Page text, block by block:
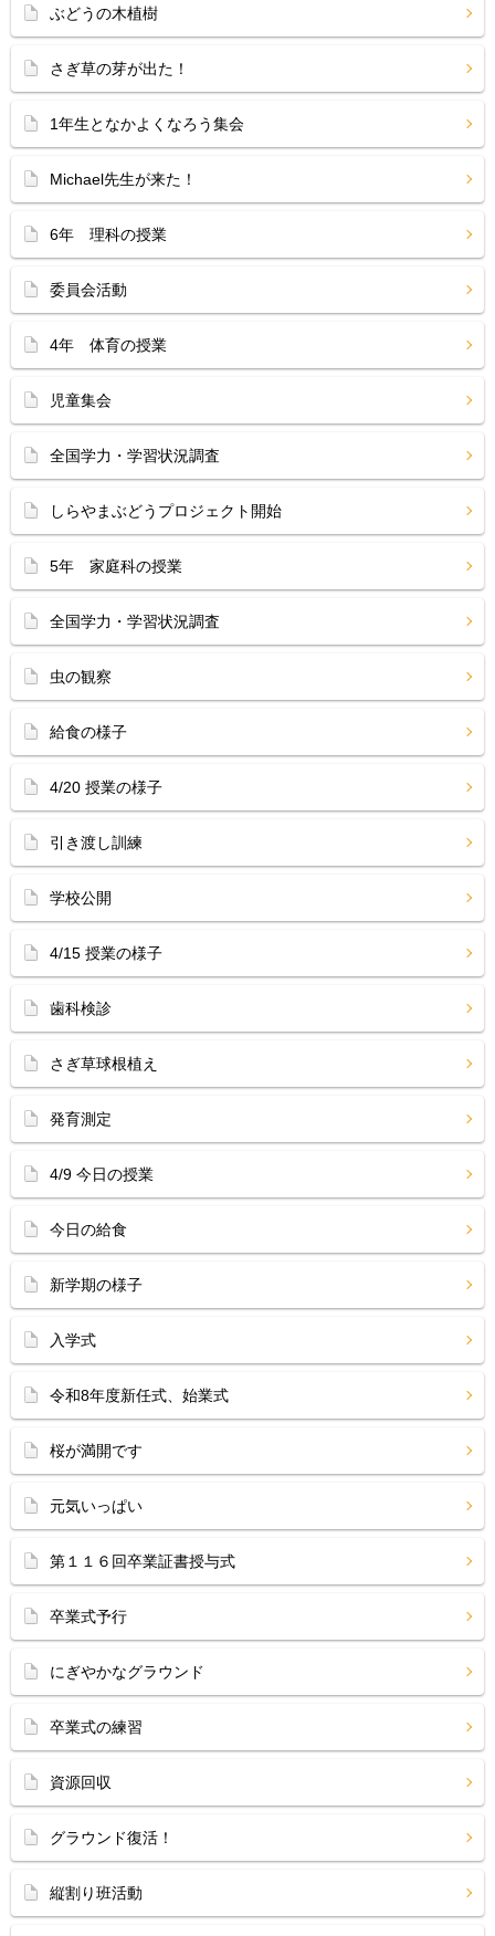
ぶどうの木植樹
さぎ草の芽が出た！
1年生となかよくなろう集会
Michael先生が来た！
6年 理科の授業
委員会活動
4年 体育の授業
児童集会
全国学力・学習状況調査
しらやまぶどうプロジェクト開始
5年 家庭科の授業
全国学力・学習状況調査
虫の観察
給食の様子
4/20 授業の様子
引き渡し訓練
学校公開
4/15 授業の様子
歯科検診
さぎ草球根植え
発育測定
4/9 今日の授業
今日の給食
新学期の様子
入学式
令和8年度新任式、始業式
桜が満開です
元気いっぱい
第１１６回卒業証書授与式
卒業式予行
にぎやかなグラウンド
卒業式の練習
資源回収
グラウンド復活！
縦割り班活動